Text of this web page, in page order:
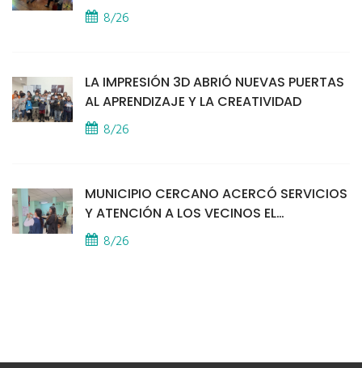
8/26
LA IMPRESIÓN 3D ABRIÓ NUEVAS PUERTAS
AL APRENDIZAJE Y LA CREATIVIDAD
8/26
MUNICIPIO CERCANO ACERCÓ SERVICIOS
Y ATENCIÓN A LOS VECINOS EL
PROVINCIAL
8/26